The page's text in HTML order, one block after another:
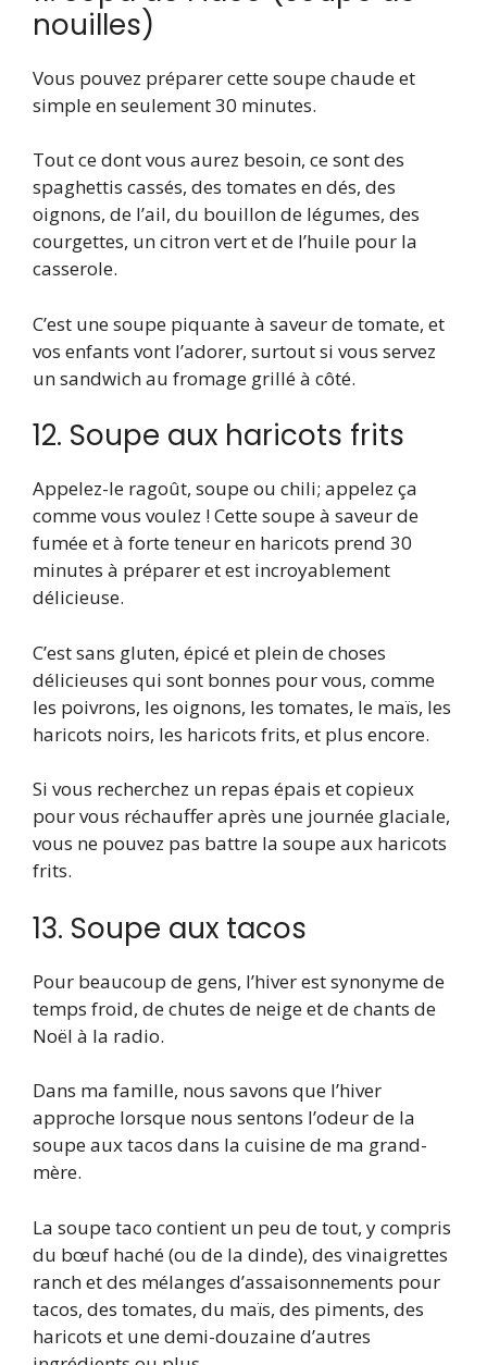
nouilles)
Vous pouvez préparer cette soupe chaude et
simple en seulement 30 minutes.
Tout ce dont vous aurez besoin, ce sont des
spaghettis cassés, des tomates en dés, des
oignons, de l’ail, du bouillon de légumes, des
courgettes, un citron vert et de l’huile pour la
casserole.
C’est une soupe piquante à saveur de tomate, et
vos enfants vont l’adorer, surtout si vous servez
un sandwich au fromage grillé à côté.
12. Soupe aux haricots frits
Appelez-le ragoût, soupe ou chili; appelez ça
comme vous voulez ! Cette soupe à saveur de
fumée et à forte teneur en haricots prend 30
minutes à préparer et est incroyablement
délicieuse.
C’est sans gluten, épicé et plein de choses
délicieuses qui sont bonnes pour vous, comme
les poivrons, les oignons, les tomates, le maïs, les
haricots noirs, les haricots frits, et plus encore.
Si vous recherchez un repas épais et copieux
pour vous réchauffer après une journée glaciale,
vous ne pouvez pas battre la soupe aux haricots
frits.
13. Soupe aux tacos
Pour beaucoup de gens, l’hiver est synonyme de
temps froid, de chutes de neige et de chants de
Noël à la radio.
Dans ma famille, nous savons que l’hiver
approche lorsque nous sentons l’odeur de la
soupe aux tacos dans la cuisine de ma grand-
mère.
La soupe taco contient un peu de tout, y compris
du bœuf haché (ou de la dinde), des vinaigrettes
ranch et des mélanges d’assaisonnements pour
tacos, des tomates, du maïs, des piments, des
haricots et une demi-douzaine d’autres